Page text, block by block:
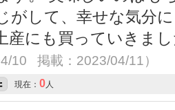
がして、幸せな気分
産にも買っていきま
10 掲載：2023/04/11）
現在： 0人